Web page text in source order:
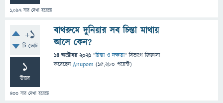
1,097 বার দেখা হয়েছে
+1
টি ভোট
1
উত্তর
433 বার দেখা হয়েছে
বাথরুমে দুনিয়ার সব চিন্তা মাথায়
আসে কেন?
14 অক্টোবর 2021 "চিন্তা ও দক্ষতা" বিভাগে জিজ্ঞাসা
করেছেনAnupom (15,280 পয়েন্ট)